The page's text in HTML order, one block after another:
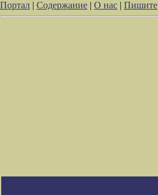
Портал | Содержание | О нас | Пишите